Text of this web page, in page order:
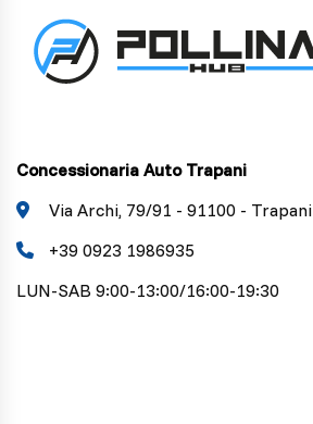
Concessionaria Auto Trapani
Via Archi, 79/91 - 91100 - Trapani
+39 0923 1986935
LUN-SAB 9:00-13:00/16:00-19:30